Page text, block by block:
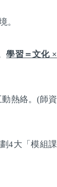
。
學習＝文化 ×
熱絡。 (師資
4大「模組課